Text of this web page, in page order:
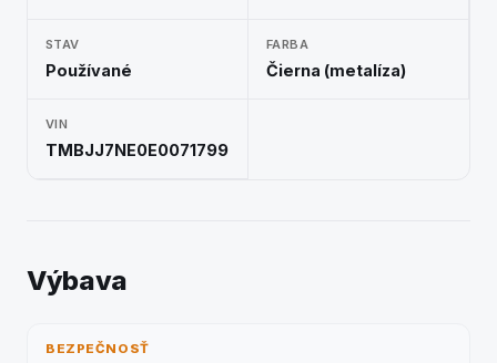
STAV
Používané
FARBA
Čierna (metalíza)
VIN
TMBJJ7NE0E0071799
Výbava
BEZPEČNOSŤ